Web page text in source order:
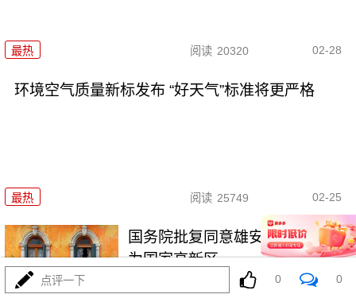
最热 阅读 20320 02-28
环境空气质量新标发布 “好天气”标准将更严格
最热 阅读 25749 02-25
国务院批复同意雄安高新区升级
为国家高新区
最热
点评一下 0 0